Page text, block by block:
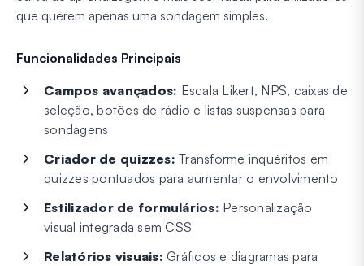
que querem apenas uma sondagem simples.
Funcionalidades Principais
Campos avançados: Escala Likert, NPS, caixas de
seleção, botões de rádio e listas suspensas para
sondagens
Criador de quizzes: Transforme inquéritos em
quizzes pontuados para aumentar o envolvimento
Estilizador de formulários: Personalização
visual integrada sem CSS
Relatórios visuais: Gráficos e diagramas para